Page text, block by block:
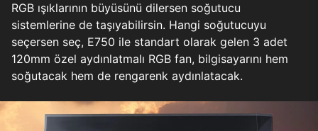
RGB ışıklarının büyüsünü dilersen soğutucu
sistemlerine de taşıyabilirsin. Hangi soğutucuyu
seçersen seç, E750 ile standart olarak gelen 3 adet
120mm özel aydınlatmalı RGB fan, bilgisayarını hem
soğutacak hem de rengarenk aydınlatacak.